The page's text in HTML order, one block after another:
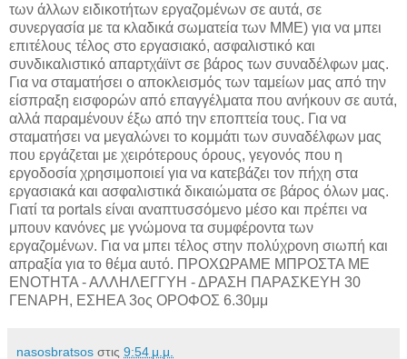
των άλλων ειδικοτήτων εργαζομένων σε αυτά, σε
συνεργασία με τα κλαδικά σωματεία των ΜΜΕ) για να μπει
επιτέλους τέλος στο εργασιακό, ασφαλιστικό και
συνδικαλιστικό απαρτχάϊντ σε βάρος των συναδέλφων μας.
Για να σταματήσει ο αποκλεισμός των ταμείων μας από την
είσπραξη εισφορών από επαγγέλματα που ανήκουν σε αυτά,
αλλά παραμένουν έξω από την εποπτεία τους. Για να
σταματήσει να μεγαλώνει το κομμάτι των συναδέλφων μας
που εργάζεται με χειρότερους όρους, γεγονός που η
εργοδοσία χρησιμοποιεί για να κατεβάζει τον πήχη στα
εργασιακά και ασφαλιστικά δικαιώματα σε βάρος όλων μας.
Γιατί τα portals είναι αναπτυσσόμενο μέσο και πρέπει να
μπουν κανόνες με γνώμονα τα συμφέροντα των
εργαζομένων. Για να μπει τέλος στην πολύχρονη σιωπή και
απραξία για το θέμα αυτό. ΠΡΟΧΩΡΑΜΕ ΜΠΡΟΣΤΑ ΜΕ
ΕΝΟΤΗΤΑ - ΑΛΛΗΛΕΓΓΥΗ - ΔΡΑΣΗ ΠΑΡΑΣΚΕΥΗ 30
ΓΕΝΑΡΗ, ΕΣΗΕΑ 3ος ΟΡΟΦΟΣ 6.30μμ
nasosbratsos στις 9:54 μ.μ.